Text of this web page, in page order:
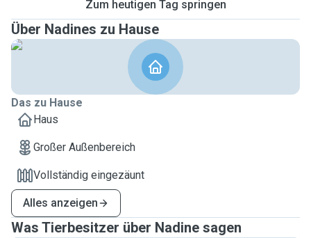
Zum heutigen Tag springen
Über Nadines zu Hause
Das zu Hause
Haus
Großer Außenbereich
Vollständig eingezäunt
Alles anzeigen
Was Tierbesitzer über Nadine sagen